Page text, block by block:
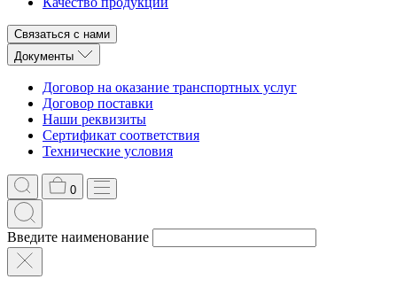
Связаться с нами
Документы
Договор на оказание транспортных услуг
Договор поставки
Наши реквизиты
Сертификат соответствия
Технические условия
0
Введите наименование